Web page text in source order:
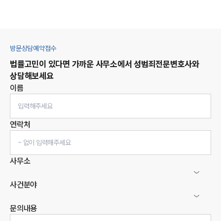
방문상담예약접수
법률고민이 있다면 가까운 사무소에서성범죄전문변호사와
상담해보세요
이름
연락처
사무소
사건분야
문의내용